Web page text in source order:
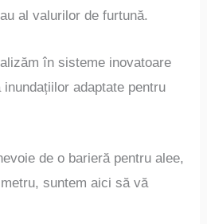
al valurilor de furtună.
în sisteme inovatoare
adaptate pentru
de o barieră pentru alee,
suntem aici să vă